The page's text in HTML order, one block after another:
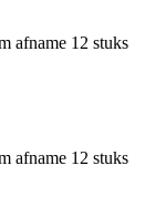
afname 12 stuks
afname 12 stuks